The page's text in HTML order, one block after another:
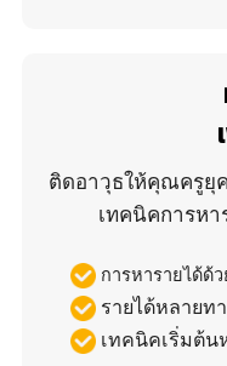
ติดอาวุธให้คุณครูยุ
เทคนิคการหา
การหารายได้ด้
รายได้หลายท
เทคนิคเริ่มต้น